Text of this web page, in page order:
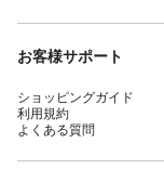
お客様サポート
ショッピングガイド
利用規約
よくある質問